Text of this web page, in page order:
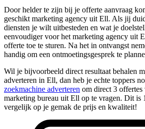
Door helder te zijn bij je offerte aanvraag
geschikt marketing agency uit Ell. Als jij
diensten je wilt uitbesteden en wat je
eenvoudiger voor het marketing agency uit
offerte toe te sturen. Na het in ontvangst
handig om een ontmoetingsgesprek te
Wil je bijvoorbeeld direct resultaat behalen
adverteren in Ell, dan heb je echte toppers
zoekmachine adverteren om direct 3 offertes
marketing bureau uit Ell op te vragen. Dit
vergelijk op je gemak de prijs en kwaliteit!